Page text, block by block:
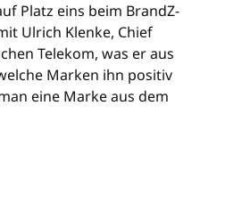
Platz eins beim BrandZ-
Ulrich Klenke, Chief
Telekom, was er aus
Marken ihn positiv
eine Marke aus dem